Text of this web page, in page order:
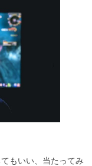
もいい、当たってみ